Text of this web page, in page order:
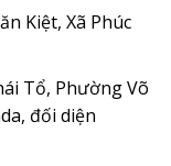
Kiệt, Xã Phúc
Tổ, Phường Võ
đối diện